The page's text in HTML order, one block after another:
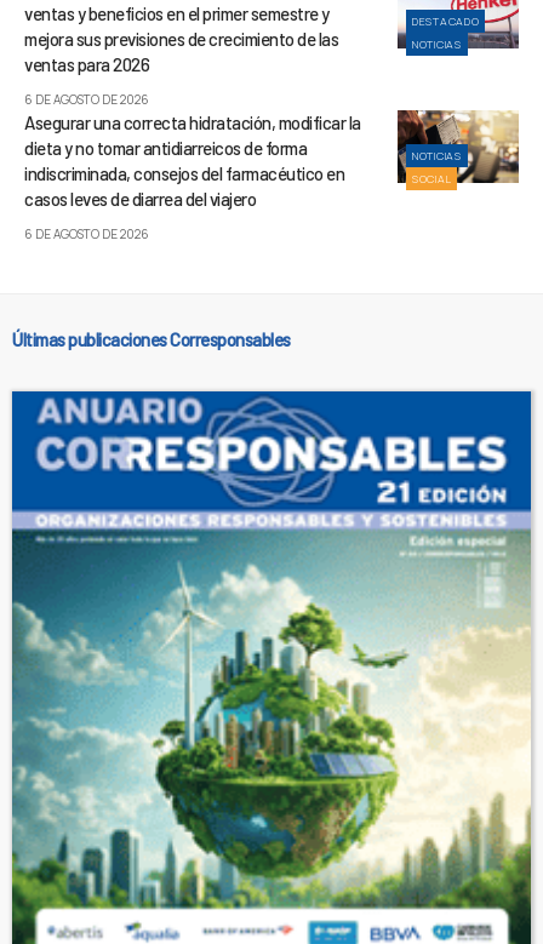
DESTACADO
NOTICIAS
ventas y beneficios en el primer semestre y
mejora sus previsiones de crecimiento de las
ventas para 2026
6 DE AGOSTO DE 2026
NOTICIAS
SOCIAL
Asegurar una correcta hidratación, modificar la
dieta y no tomar antidiarreicos de forma
indiscriminada, consejos del farmacéutico en
casos leves de diarrea del viajero
6 DE AGOSTO DE 2026
Últimas publicaciones Corresponsables